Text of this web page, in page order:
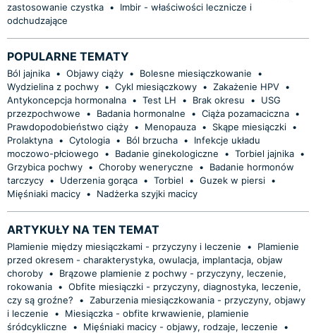
zastosowanie czystka •
Imbir - właściwości lecznicze i
odchudzające
POPULARNE TEMATY
Ból jajnika • Objawy ciąży • Bolesne miesiączkowanie
•
Wydzielina z pochwy • Cykl miesiączkowy • Zakażenie HPV •
Antykoncepcja hormonalna • Test LH • Brak okresu •
USG
przezpochwowe
• Badania hormonalne • Ciąża pozamaciczna •
Prawdopodobieństwo ciąży • Menopauza • Skąpe miesiączki •
Prolaktyna • Cytologia • Ból brzucha •
Infekcje układu
moczowo-płciowego
• Badanie ginekologiczne • Torbiel jajnika •
Grzybica pochwy • Choroby weneryczne •
Badanie hormonów
tarczycy • Uderzenia gorąca • Torbiel • Guzek w piersi •
Mięśniaki macicy • Nadżerka szyjki macicy
ARTYKUŁY NA TEN TEMAT
Plamienie między miesiączkami - przyczyny i leczenie •
Plamienie
przed okresem - charakterystyka, owulacja, implantacja, objaw
choroby •
Brązowe plamienie z pochwy - przyczyny, leczenie,
rokowania • Obfite miesiączki - przyczyny, diagnostyka, leczenie,
czy są groźne?
• Zaburzenia miesiączkowania - przyczyny, objawy
i leczenie
•
Miesiączka - obfite krwawienie, plamienie
śródcykliczne
• Mięśniaki macicy - objawy, rodzaje, leczenie
•